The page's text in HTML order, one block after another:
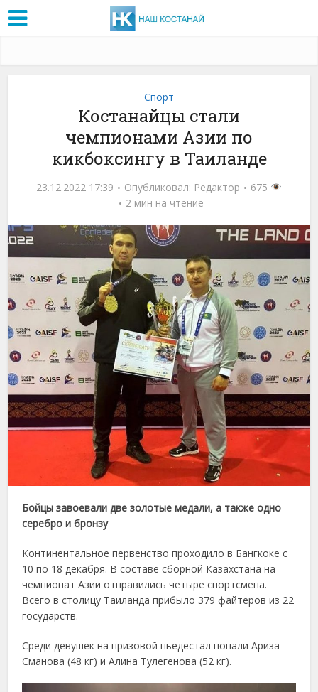
Спорт
Костанайцы стали
чемпионами Азии по
кикбоксингу в Таиланде
23.12.2022 17:39 Опубликовал: Редактор
675
2 мин на чтение
Бойцы завоевали две золотые медали, а также одно
серебро и бронзу
Континентальное первенство проходило в Бангкоке с
10 по 18 декабря. В составе сборной Казахстана на
чемпионат Азии отправились четыре спортсмена.
Всего в столицу Таиланда прибыло 379 файтеров из 22
государств.
Среди девушек на призовой пьедестал попали Ариза
Сманова (48 кг) и Алина Тулегенова (52 кг).